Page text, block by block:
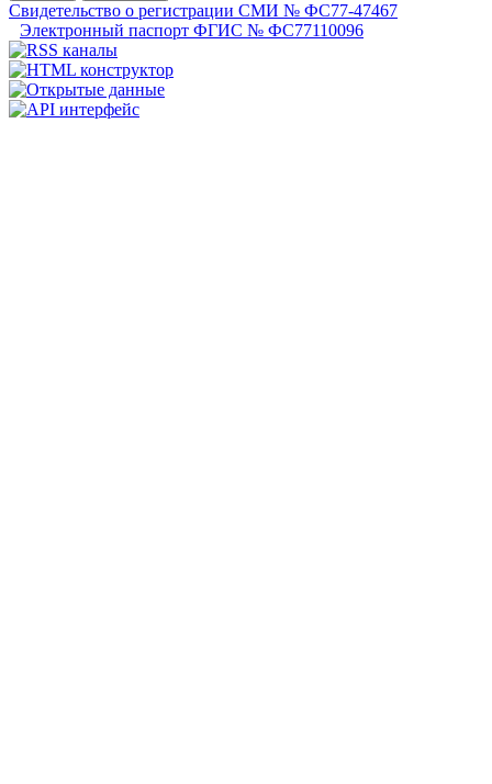
Свидетельство о регистрации СМИ № ФС77-47467
Электронный паспорт ФГИС № ФС77110096